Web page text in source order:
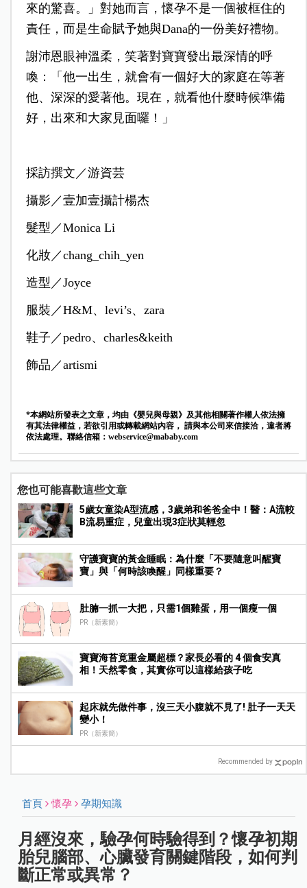
來的驚喜。」對她而言，懷孕不是一個被框住的
責任，而是生命賦予她與Dana的一份美好禮物。
謝沛恩眼神溫柔，笑著對寶寶發出最深情的呼
喚：「他一出生，就會有一個好大的家庭在等著
他、深深的愛著他。現在，就看他什麼時候準備
好，出來和大家見面囉！」
採訪撰文／游資芸
攝影／壹加壹攝計楊杰
髮型／Monica Li
化妝／chang_chih_yen
造型／Joyce
服裝／H&M、levi’s、zara
鞋子／pedro、charles&keith
飾品／artismi
*本網站所發表之文章，均由《嬰兒與母親》及其他相關著作權人依法擁
有其法律權益，若欲引用或轉載網站內容， 請與本公司來信接洽，違者將
依法處理。聯絡信箱： webservice@mababy.com
您也可能喜歡這些文章
5歲女童染A型流感，3歲弟和爸爸全中！醫：A流較
B流易重症，兒童出現3症狀莫輕忽
守護寶寶的黃金睡眠：為什麼「不要隨意叫醒寶
寶」與「何時該喚醒」同樣重要？
肚腩一抓一大把，只需1個雞蛋，用一個瘦一個
PR（新素簡）
寶寶海苔竟重金屬超標？家長必看的 4 個食安真
相！天然零食，其實你可以這樣給孩子吃
起床就先做件事，沒三天小腹就不見了! 肚子一天天
變小！
PR（新素簡）
Recommended by
首頁 懷孕 孕期知識
月經沒來，驗孕何時驗得到？懷孕初期
胎兒腦部、心臟發育關鍵階段，如何判
斷正常或異常？